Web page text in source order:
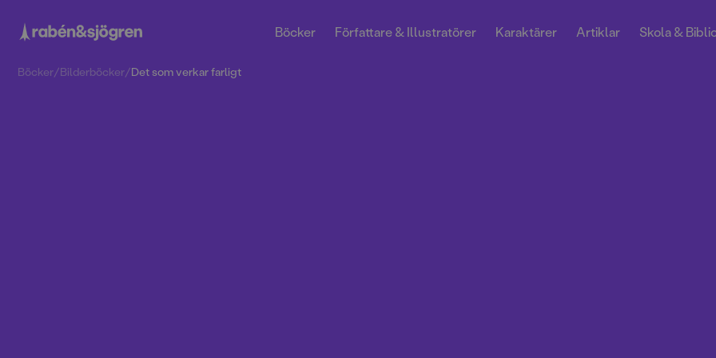
Böcker Författare & Illustratörer Karaktärer Artiklar Skola &
Böcker/Bilderböcker/Det som verkar farligt